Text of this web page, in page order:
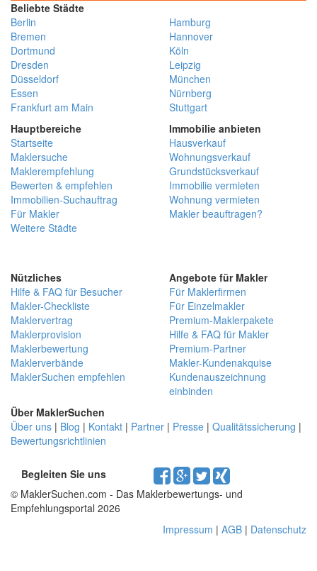
Beliebte Städte
Berlin
Bremen
Dortmund
Dresden
Düsseldorf
Essen
Frankfurt am Main
Hamburg
Hannover
Köln
Leipzig
München
Nürnberg
Stuttgart
Hauptbereiche
Startseite
Maklersuche
Maklerempfehlung
Bewerten & empfehlen
Immobilien-Suchauftrag
Für Makler
Weitere Städte
Immobilie anbieten
Hausverkauf
Wohnungsverkauf
Grundstücksverkauf
Immobilie vermieten
Wohnung vermieten
Makler beauftragen?
Nützliches
Hilfe & FAQ für Besucher
Makler-Checkliste
Maklervertrag
Maklerprovision
Maklerbewertung
Maklerverbände
MaklerSuchen empfehlen
Angebote für Makler
Für Maklerfirmen
Für Einzelmakler
Premium-Maklerpakete
Hilfe & FAQ für Makler
Premium-Partner
Makler-Kundenakquise
Kundenauszeichnung
einbinden
Über MaklerSuchen
Über uns | Blog | Kontakt | Partner | Presse | Qualitätssicherung |
Bewertungsrichtlinien
Begleiten Sie uns
© MaklerSuchen.com - Das Maklerbewertungs- und
Empfehlungsportal 2026
Impressum | AGB | Datenschutz